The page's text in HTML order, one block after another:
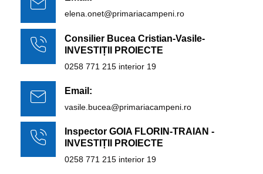
elena.onet@primariacampeni.ro
Consilier Bucea Cristian-Vasile-
INVESTIȚII PROIECTE
0258 771 215 interior 19
Email:
vasile.bucea@primariacampeni.ro
Inspector GOIA FLORIN-TRAIAN -
INVESTIȚII PROIECTE
0258 771 215 interior 19